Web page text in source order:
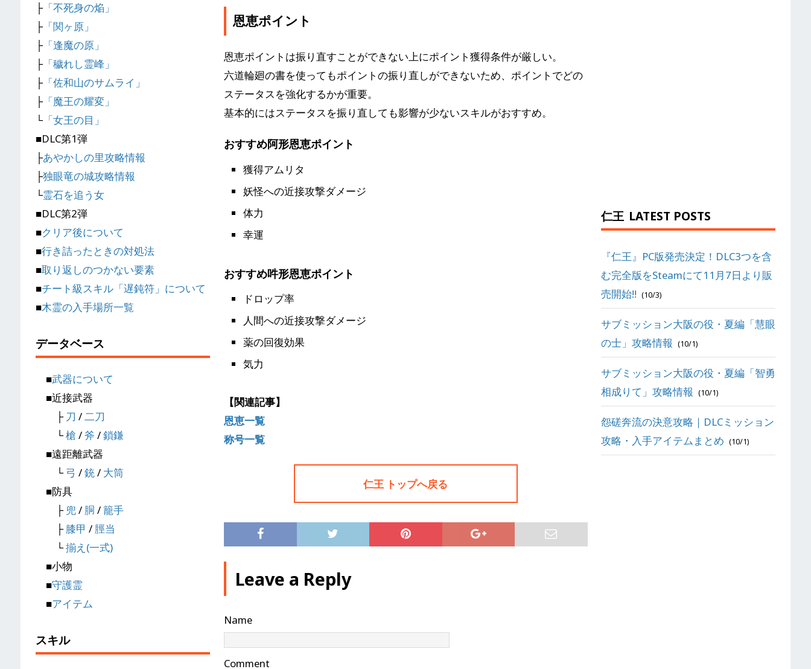
恩恵ポイント
恩恵ポイントは振り直すことができない上にポイント獲得条件が厳しい。
六道輪廻の書を使ってもポイントの振り直しができないため、ポイントでどの
ステータスを強化するかが重要。
基本的にはステータスを振り直しても影響が少ないスキルがおすすめ。
おすすめ阿形恩恵ポイント
獲得アムリタ
妖怪への近接攻撃ダメージ
体力
幸運
おすすめ吽形恩恵ポイント
ドロップ率
人間への近接攻撃ダメージ
薬の回復効果
気力
【関連記事】
恩恵一覧
称号一覧
仁王 トップへ戻る
Leave a Reply
Name
Comment
├「不死身の焔」
├「関ヶ原」
├「逢魔の原」
├「穢れし霊峰」
├「佐和山のサムライ」
├「魔王の耀変」
└「女王の目」
■DLC第1弾
├あやかしの里攻略情報
├独眼竜の城攻略情報
└霊石を追う女
■DLC第2弾
■クリア後について
■行き詰ったときの対処法
■取り返しのつかない要素
■チート級スキル「遅鈍符」について
■木霊の入手場所一覧
データベース
■武器について
■近接武器
├刀 /二刀
└槍 /斧 /鎖鎌
■遠距離武器
└弓 /銃/大筒
■防具
├兜/胴 /籠手
├膝甲 /脛当
└揃え(一式)
■小物
■守護霊
■アイテム
スキル
仁王 LATEST POSTS
『仁王』PC版発売決定！DLC3つを含
む完全版をSteamにて11月7日より販
売開始!! (10/3)
サブミッション大阪の役・夏編「慧眼
の士」攻略情報 (10/1)
サブミッション大阪の役・夏編「智勇
相成りて」攻略情報 (10/1)
怨磋奔流の決意攻略｜DLCミッション
攻略・入手アイテムまとめ (10/1)